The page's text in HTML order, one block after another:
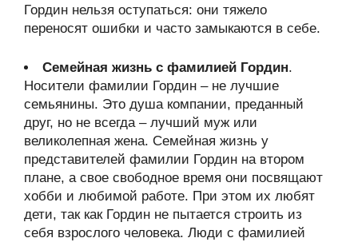
Гордин нельзя оступаться: они тяжело
переносят ошибки и часто замыкаются в себе.
Семейная жизнь с фамилией Гордин.
Носители фамилии Гордин – не лучшие
семьянины. Это душа компании, преданный
друг, но не всегда – лучший муж или
великолепная жена. Семейная жизнь у
представителей фамилии Гордин на втором
плане, а свое свободное время они посвящают
хобби и любимой работе. При этом их любят
дети, так как Гордин не пытается строить из
себя взрослого человека. Люди с фамилией